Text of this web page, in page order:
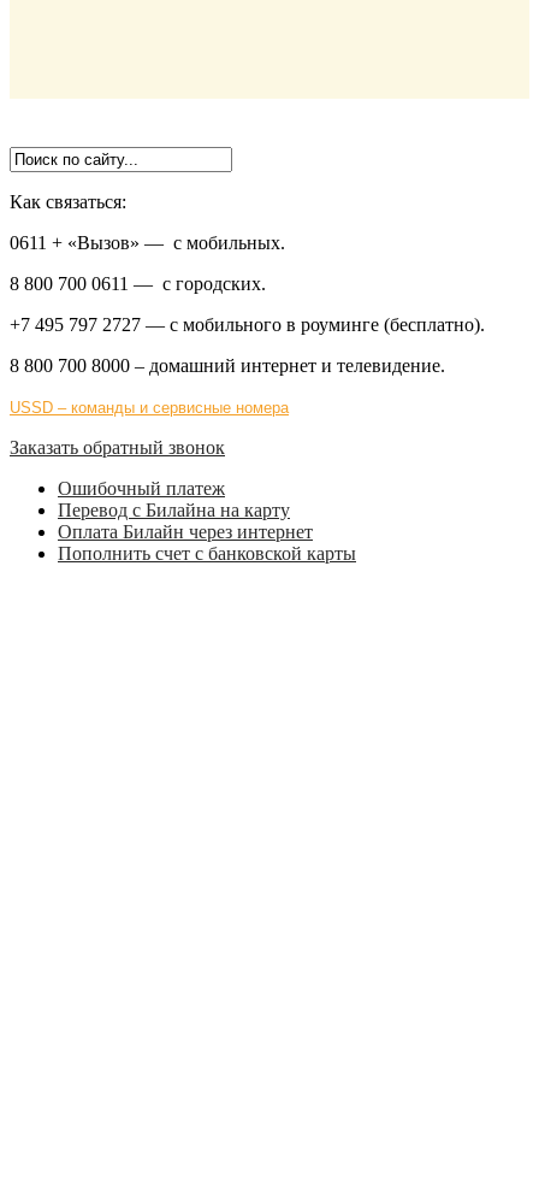
Как связаться:
0611 + «Вызов» — с мобильных.
8 800 700 0611 — с городских.
+7 495 797 2727 — с мобильного в роуминге (бесплатно).
8 800 700 8000 – домашний интернет и телевидение.
USSD – команды и сервисные номера
Заказать обратный звонок
Ошибочный платеж
Перевод с Билайна на карту
Оплата Билайн через интернет
Пополнить счет с банковской карты